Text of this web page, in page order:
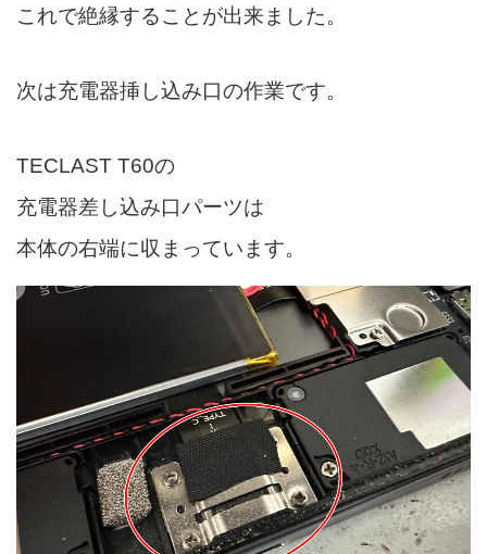
これで絶縁することが出来ました。
次は充電器挿し込み口の作業です。
TECLAST T60の
充電器差し込み口パーツは
本体の右端に収まっています。